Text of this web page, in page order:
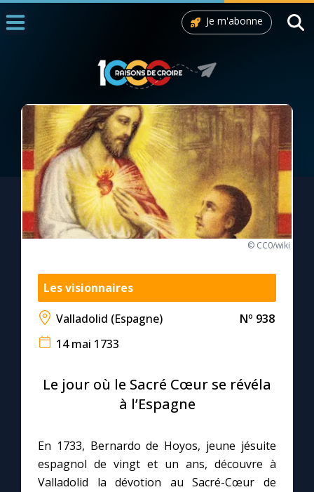
1000 Raisons de Croire
L'actualité de la semaine
La chaîne Youtube
La vidéo de la semaine
Le compte Tiktok
Le magazine
Questions-réponses
Je m'abonne
© CC0/wiki
Les visionnaires
Valladolid (Espagne)
Nº 938
14 mai 1733
Le jour où le Sacré Cœur se révéla
à l’Espagne
En 1733, Bernardo de Hoyos, jeune jésuite
espagnol de vingt et un ans, découvre à
Valladolid la dévotion au Sacré-Cœur de